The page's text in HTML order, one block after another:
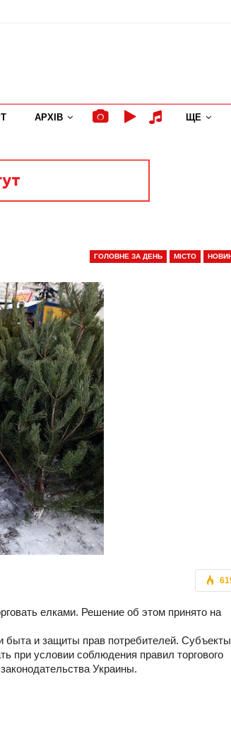
АРХІВ ЩЕ
ГОЛОВНЕ ЗА ДЕНЬ МІСТО
елками. Решение об этом принято на
быта и защиты прав потребителей. Субъекты
при условии соблюдения правил торгового
Украины.